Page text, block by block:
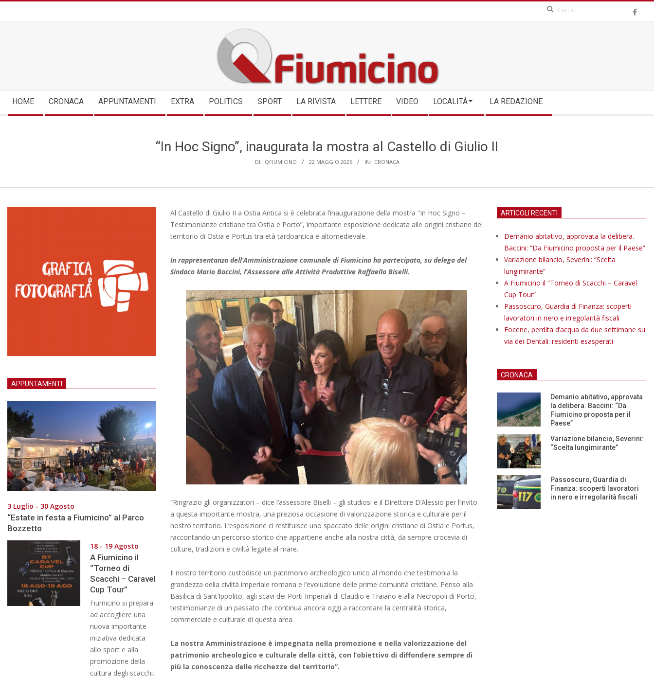
QFIUMICINO.COM
Navigation
Menu
HOME CRONACA APPUNTAMENTI EXTRA POLITICS SPORT LA RIVISTA LETTERE VIDEO LOCALITÀ LA REDAZIONE
“In Hoc Signo”, inaugurata la mostra al Castello di Giulio II
DI: QFIUMICINO 22 MAGGIO 2026 IN: CRONACA
Al Castello di Giulio II a Ostia Antica si è celebrata l’inaugurazione della mostra “In Hoc Signo –
Testimonianze cristiane tra Ostia e Porto”, importante esposizione dedicata alle origini cristiane del
territorio di Ostia e Portus tra età tardoantica e altomedievale.
In rappresentanza dell’Amministrazione comunale di Fiumicino ha partecipato, su delega del
Sindaco Mario Baccini, l’Assessore alle Attività Produttive Raffaello Biselli.
“Ringrazio gli organizzatori – dice l’assessore Biselli – gli studiosi e il Direttore D’Alessio per l’invito
a questa importante mostra, una preziosa occasione di valorizzazione storica e culturale per il
nostro territorio. L’esposizione ci restituisce uno spaccato delle origini cristiane di Ostia e Portus,
raccontando un percorso storico che appartiene anche alla nostra città, da sempre crocevia di
culture, tradizioni e civiltà legate al mare.
Il nostro territorio custodisce un patrimonio archeologico unico al mondo che testimonia la
grandezza della civiltà imperiale romana e l’evoluzione delle prime comunità cristiane. Penso alla
Basilica di Sant’Ippolito, agli scavi dei Porti Imperiali di Claudio e Traiano e alla Necropoli di Porto,
testimonianze di un passato che continua ancora oggi a raccontare la centralità storica,
commerciale e culturale di questa area.
La nostra Amministrazione è impegnata nella promozione e nella valorizzazione del
patrimonio archeologico e culturale della città, con l’obiettivo di diffondere sempre di
più la conoscenza delle ricchezze del territorio”.
APPUNTAMENTI
3 Luglio - 30 Agosto
“Estate in festa a Fiumicino” al Parco
Bozzetto
18 - 19 Agosto
A Fiumicino il
“Torneo di
Scacchi – Caravel
Cup Tour”
Fiumicino si prepara
ad accogliere una
nuova importante
iniziativa dedicata
allo sport e alla
promozione della
cultura degli scacchi.
ARTICOLI RECENTI
Demanio abitativo, approvata la delibera.
Baccini: “Da Fiumicino proposta per il Paese”
Variazione bilancio, Severini: “Scelta
lungimirante”
A Fiumicino il “Torneo di Scacchi – Caravel
Cup Tour”
Passoscuro, Guardia di Finanza: scoperti
lavoratori in nero e irregolarità fiscali
Focene, perdita d’acqua da due settimane su
via dei Dentali: residenti esasperati
CRONACA
Demanio abitativo, approvata
la delibera. Baccini: “Da
Fiumicino proposta per il
Paese”
Variazione bilancio, Severini:
“Scelta lungimirante”
Passoscuro, Guardia di
Finanza: scoperti lavoratori
in nero e irregolarità fiscali